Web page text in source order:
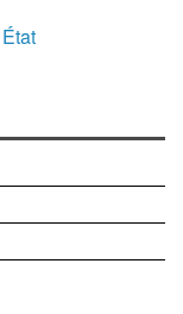
État